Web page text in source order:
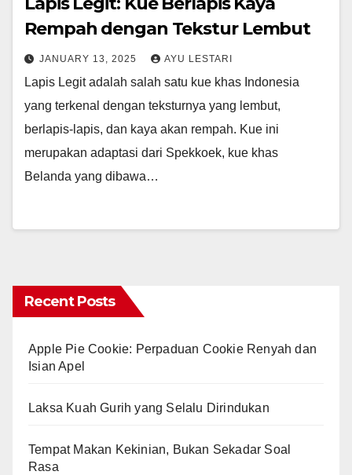
Rempah dengan Tekstur Lembut
JANUARY 13, 2025 AYU LESTARI
Lapis Legit adalah salah satu kue khas Indonesia
yang terkenal dengan teksturnya yang lembut,
berlapis-lapis, dan kaya akan rempah. Kue ini
merupakan adaptasi dari Spekkoek, kue khas
Belanda yang dibawa…
Recent Posts
Apple Pie Cookie: Perpaduan Cookie Renyah dan
Isian Apel
Laksa Kuah Gurih yang Selalu Dirindukan
Tempat Makan Kekinian, Bukan Sekadar Soal
Rasa